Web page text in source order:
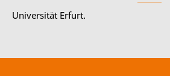
Universität Erfurt.